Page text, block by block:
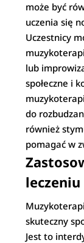
może być
uczenia się
Uczestnicy
lub
społeczne i
do
również
pomagać w
skuteczny
Jest to